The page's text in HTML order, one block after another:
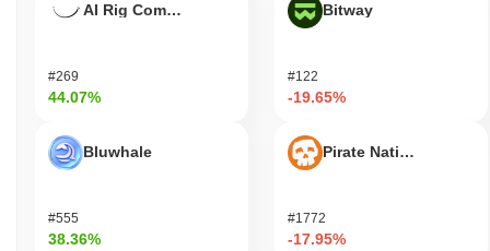
AI Rig Complex
#269
44.07%
Bluwhale
#555
38.36%
Bitway
#122
-19.65%
Pirate Nation Token
#1772
-17.95%